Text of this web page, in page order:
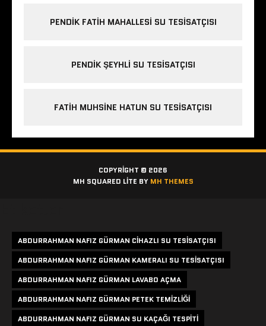
PENDIK FATIH MAHALLESI SU TESISATÇISI
PENDIK ŞEYHLI SU TESISATÇISI
FATIH MUHSINE HATUN SU TESISATÇISI
COPYRIGHT © 2026
MH SQUARED LITE BY MH THEMES
ABDURRAHMAN NAFIZ GÜRMAN CIHAZLI SU TESISATÇISI
ABDURRAHMAN NAFIZ GÜRMAN KAMERALI SU TESISATÇISI
ABDURRAHMAN NAFIZ GÜRMAN LAVABO AÇMA
ABDURRAHMAN NAFIZ GÜRMAN PETEK TEMIZLIĞI
ABDURRAHMAN NAFIZ GÜRMAN SU KAÇAĞI TESPITI